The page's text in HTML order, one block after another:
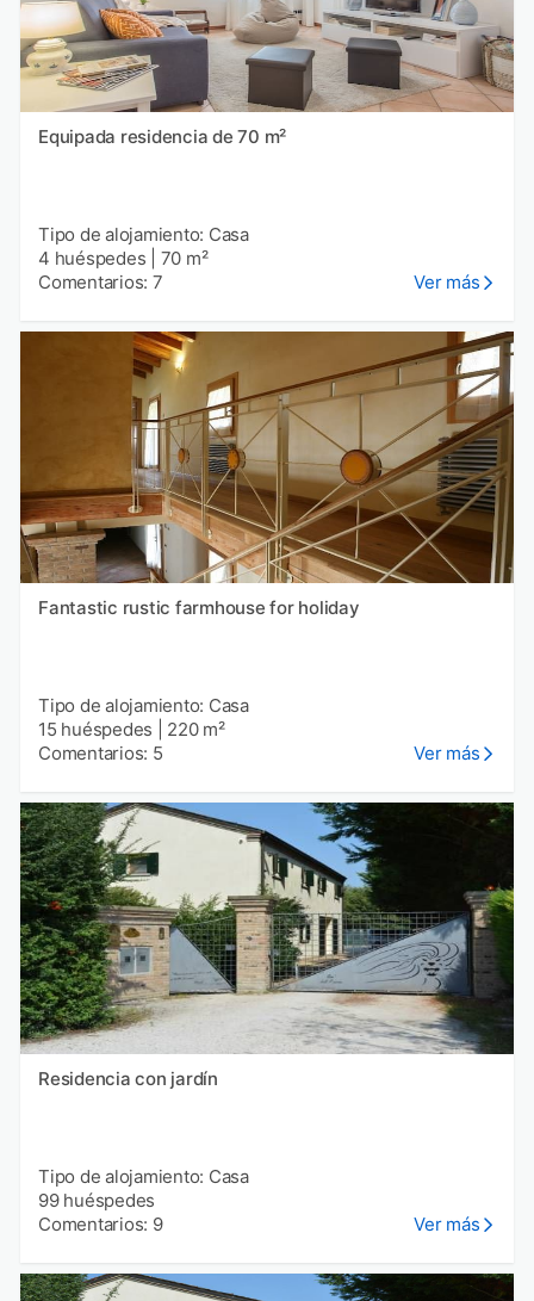
Equipada residencia de 70 m²
Tipo de alojamiento: Casa
4 huéspedes
70 m²
Comentarios: 7
Ver más
Fantastic rustic farmhouse for holiday
Tipo de alojamiento: Casa
15 huéspedes
220 m²
Comentarios: 5
Ver más
Residencia con jardín
Tipo de alojamiento: Casa
99 huéspedes
Comentarios: 9
Ver más